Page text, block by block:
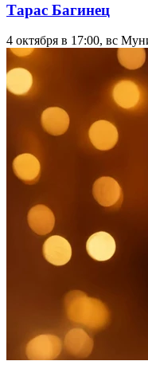
Тарас Багинец
4 октября в 17:00, вс